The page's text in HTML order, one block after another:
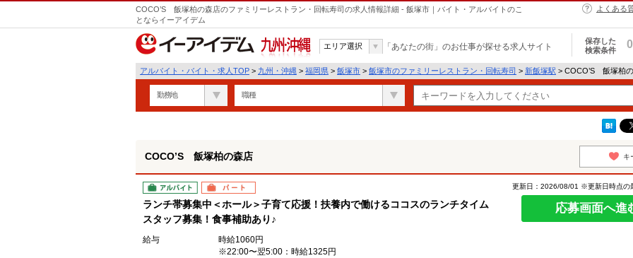
COCO’S 飯塚柏の森店のファミリーレストラン・回転寿司の求人情報詳細 - 飯塚市｜バイト・アルバイトのこ
とならイーアイデム
よくある
九州・沖縄
エリア選択 「あなたの街」のお仕事が探せる求人サイト
保存した
検索条件
0
アルバイト・バイト・求人TOP > 九州・沖縄 > 福岡県 > 飯塚市 > 飯塚市のファミリーレストラン・回転寿司 > 新飯塚駅 > COCO’S 飯塚柏
勤務地 職種
COCO’S 飯塚柏の森店 キ
アルバイト パート
ランチ帯募集中＜ホール＞子育て応援！扶養内で働けるココスのランチタイム
スタッフ募集！食事補助あり♪
更新日：2026/08/01 ※更新日時点の
応募画面へ進
給与
時給1060円
※22:00〜翌5:00：時給1325円